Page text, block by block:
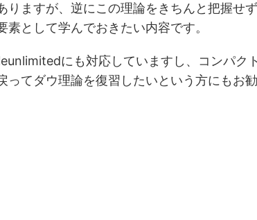
りますが、逆にこの理論をきちんと把握せず
として学んでおきたい内容です。
にも対応していますし、コンパク
ってダウ理論を復習したいという方にもお勧